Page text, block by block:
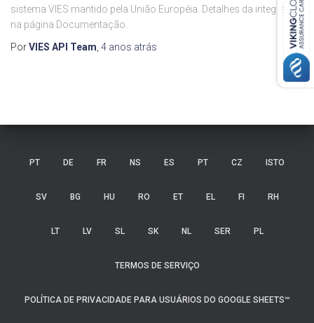
sistema VIES mantido pela União Européia. Detalhes da integração
na página Documentação.
PorVIES API Team 4 anos atrás
PT DE FR NS ES PT CZ ISTO
SV BG HU RO ET EL FI RH
LT LV SL SK NL SER PL
TERMOS DE SERVIÇO
POLÍTICA DE PRIVACIDADE PARA USUÁRIOS DO GOOGLE SHEETS™